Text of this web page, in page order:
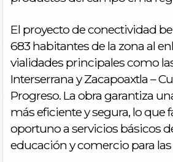
El proyecto de conectividad
683 habitantes de la zona al
vialidades principales como
Interserrana y Zacapoaxtla –
Progreso. La obra garantiza
más eficiente y segura, lo que
oportuno a servicios básicos
educación y comercio para